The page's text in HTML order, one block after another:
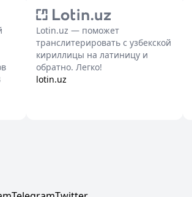
Lotin.uz — поможет
транслитерировать с узбекской
кириллицы на латиницу и
обратно. Легко!
lotin.uz